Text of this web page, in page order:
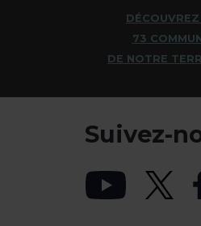
DÉCOUVREZ
73
DE NOTRE
Suivez-